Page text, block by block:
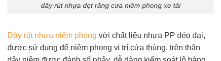
dây rút nhựa dẹt răng cưa niêm phong xe tải
Dây rút nhựa niêm phong với chất liệu nhựa PP dẻo dai,
được sử dụng để niêm phong vị trí cửa thùng, trên thân